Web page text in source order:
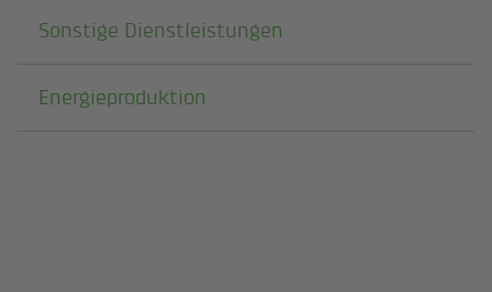
Darunterliegende Seiten
Sonstige Dienstleistungen
Energieproduktion